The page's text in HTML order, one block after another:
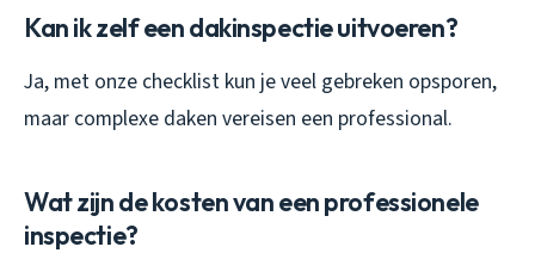
Kan ik zelf een dakinspectie uitvoeren?
Ja, met onze checklist kun je veel gebreken opsporen,
maar complexe daken vereisen een professional.
Wat zijn de kosten van een professionele
inspectie?